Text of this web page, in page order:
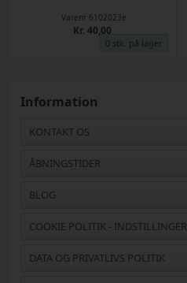
0 stk. på lager
Varenr 6102023e
Kr. 40,00
Information
KONTAKT OS
ÅBNINGSTIDER
BLOG
COOKIE POLITIK - INDSTILLINGER
DATA OG PRIVATLIVS POLITIK